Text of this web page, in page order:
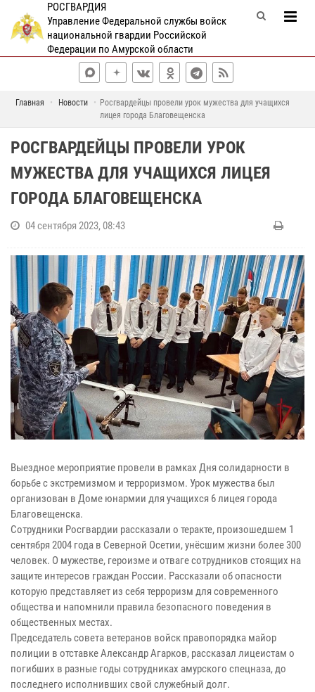
РОСГВАРДИЯ
Управление Федеральной службы войск
национальной гвардии Российской
Федерации по Амурской области
Главная Новости
Росгвардейцы провели урок мужества для учащихся
лицея города Благовещенска
РОСГВАРДЕЙЦЫ ПРОВЕЛИ УРОК
МУЖЕСТВА ДЛЯ УЧАЩИХСЯ ЛИЦЕЯ
ГОРОДА БЛАГОВЕЩЕНСКА
04 сентября 2023, 08:43
Выездное мероприятие провели в рамках Дня солидарности в
борьбе с экстремизмом и терроризмом. Урок мужества был
организован в Доме юнармии для учащихся 6 лицея города
Благовещенска.
Сотрудники Росгвардии рассказали о теракте, произошедшем 1
сентября 2004 года в Северной Осетии, унёсшим жизни более 300
человек. О мужестве, героизме и отваге сотрудников стоящих на
защите интересов граждан России. Рассказали об опасности
которую представляет из себя терроризм для современного
общества и напомнили правила безопасного поведения в
общественных местах.
Председатель совета ветеранов войск правопорядка майор
полиции в отставке Александр Агарков, рассказал лицеистам о
погибших в разные годы сотрудниках амурского спецназа, до
последнего исполнивших свой служебный долг.